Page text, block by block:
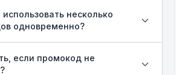
несколько
одновременно?
если промокод не